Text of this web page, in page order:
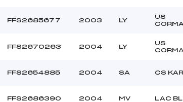
FFS2685677 2003 LY
US
FFS2670263 2004 LY
US
FFS2654885 2004 SA CS
FFS2686390 2004 MV LAC